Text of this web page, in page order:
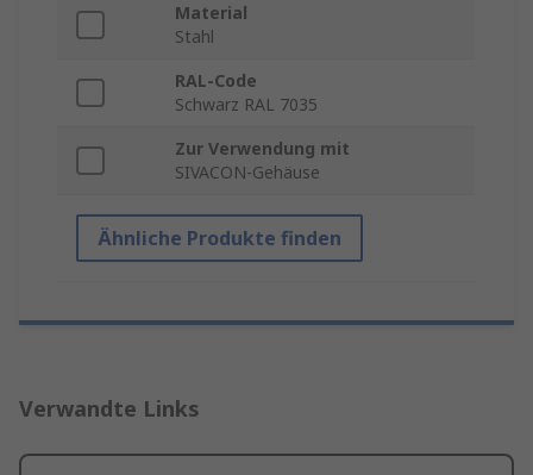
Material
Stahl
RAL-Code
Schwarz RAL 7035
Zur Verwendung mit
SIVACON-Gehäuse
Ähnliche Produkte finden
Verwandte Links